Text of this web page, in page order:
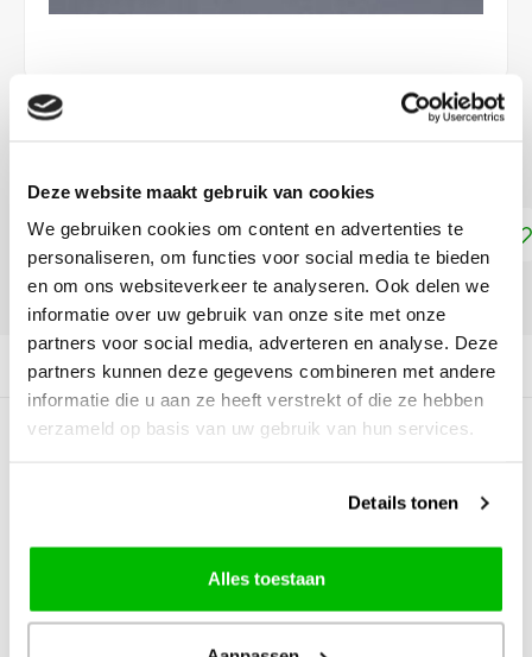
Deze website maakt gebruik van cookies
We gebruiken cookies om content en advertenties te
personaliseren, om functies voor social media te bieden
en om ons websiteverkeer te analyseren. Ook delen we
informatie over uw gebruik van onze site met onze
partners voor social media, adverteren en analyse. Deze
partners kunnen deze gegevens combineren met andere
informatie die u aan ze heeft verstrekt of die ze hebben
verzameld op basis van uw gebruik van hun services.
Details tonen
Alles toestaan
€9,95
Toevoegen aan winkelwagen
DELEN:
Productomschrijving
STERREN OP BASIS VAN